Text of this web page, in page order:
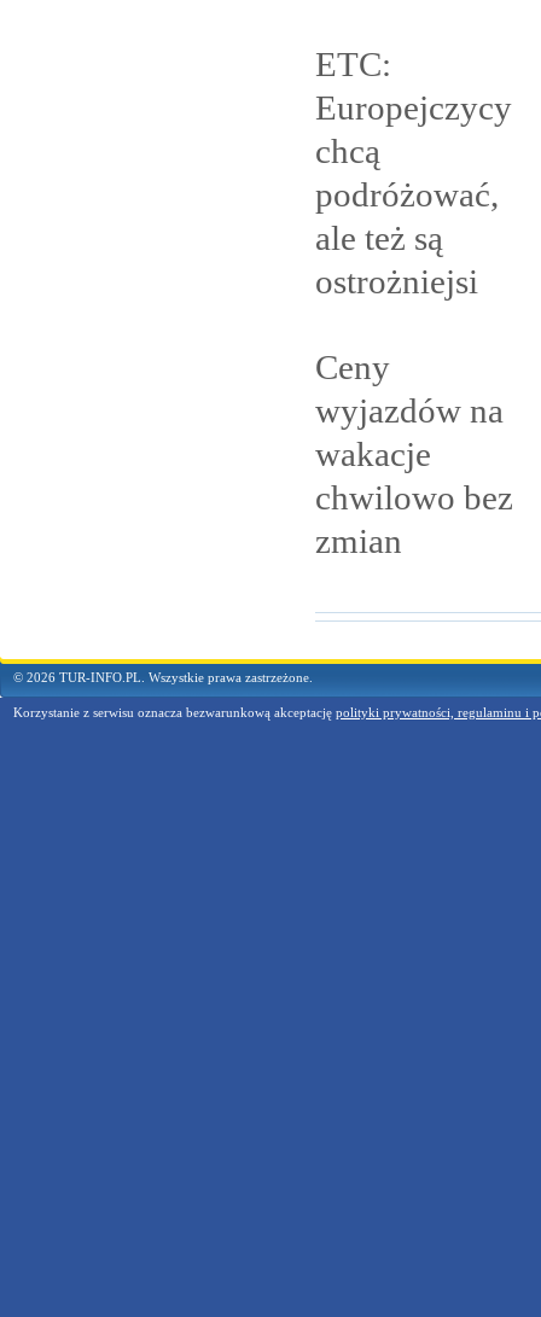
ETC:
Europejczycy
chcą
podróżować,
ale też są
ostrożniejsi
Ceny
wyjazdów na
wakacje
chwilowo bez
zmian
© 2026 TUR-INFO.PL. Wszystkie prawa zastrzeżone.
Korzystanie z serwisu oznacza bezwarunkową akceptację polityki prywatności, regulaminu i